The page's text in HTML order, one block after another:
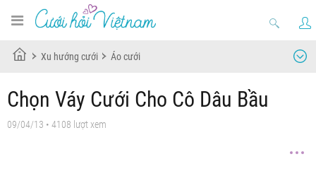
Xu hướng cưới Áo cưới
Chọn Váy Cưới Cho Cô Dâu Bầu
09/04/13 • 4108 lượt xem